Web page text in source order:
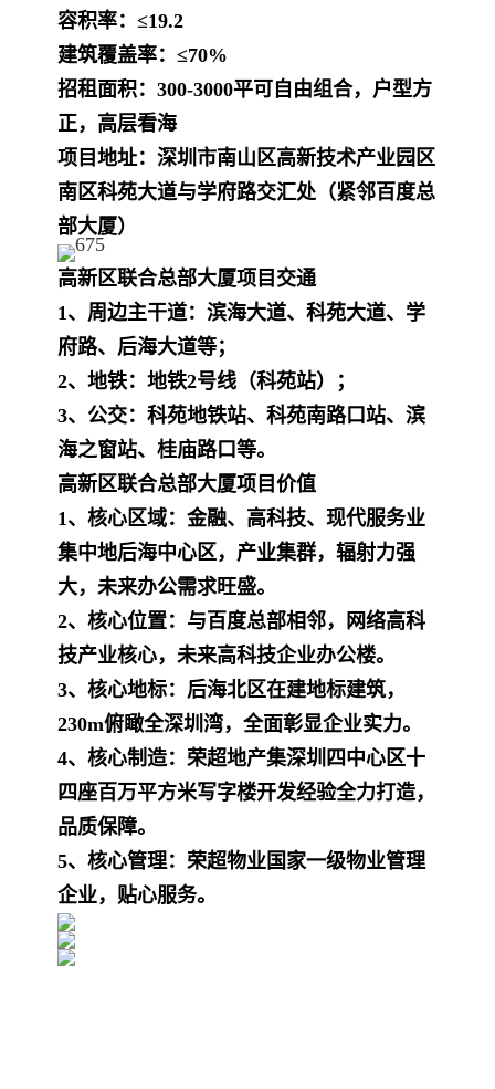
容积率：≤19.2
建筑覆盖率：≤70%
招租面积：300-3000平可自由组合，户型方
正，高层看海
项目地址： 深圳市南山区高新技术产业园区
南区科苑大道与学府路交汇处（紧邻百度总
部大厦）
高新区联合总部大厦项目交通
1、周边主干道：滨海大道、科苑大道、学
府路、后海大道等；
2、地铁：地铁2号线（科苑站）；
3、公交：科苑地铁站、科苑南路口站、滨
海之窗站、桂庙路口等。
高新区联合总部大厦项目价值
1、核心区域：金融、高科技、现代服务业
集中地后海中心区，产业集群，辐射力强
大，未来办公需求旺盛。
2、核心位置：与百度总部相邻，网络高科
技产业核心，未来高科技企业办公楼。
3、核心地标：后海北区在建地标建筑，
230m俯瞰全深圳湾，全面彰显企业实力。
4、核心制造：荣超地产集深圳四中心区十
四座百万平方米写字楼开发经验全力打造，
品质保障。
5、核心管理：荣超物业国家一级物业管理
企业，贴心服务。